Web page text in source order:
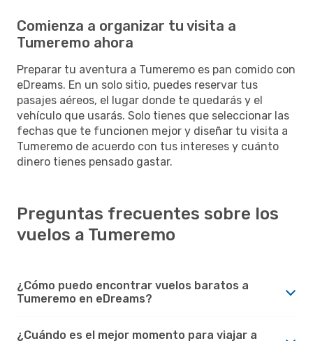
Comienza a organizar tu visita a
Tumeremo ahora
Preparar tu aventura a Tumeremo es pan comido con
eDreams. En un solo sitio, puedes reservar tus
pasajes aéreos, el lugar donde te quedarás y el
vehículo que usarás. Solo tienes que seleccionar las
fechas que te funcionen mejor y diseñar tu visita a
Tumeremo de acuerdo con tus intereses y cuánto
dinero tienes pensado gastar.
Preguntas frecuentes sobre los
vuelos a Tumeremo
¿Cómo puedo encontrar vuelos baratos a
Tumeremo en eDreams?
¿Cuándo es el mejor momento para viajar a